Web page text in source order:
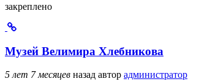
закреплено
Музей Велимира Хлебникова
5 лет 7 месяцев назад автор администратор